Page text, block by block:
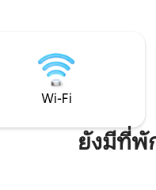
Wi-Fi
ยังมีที่พั